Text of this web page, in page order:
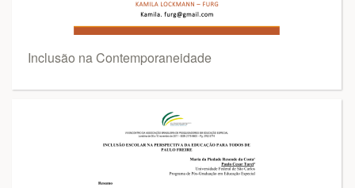
Inclusão na Contemporaneidade